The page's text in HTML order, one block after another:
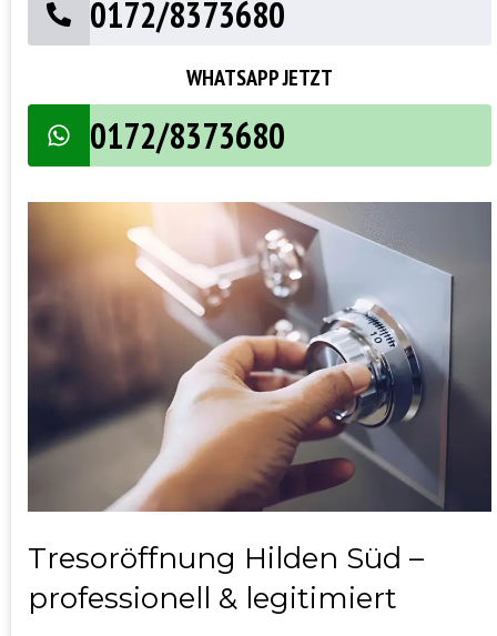
0172/8373680
WHATSAPP JETZT
0172/8373680
Tresoröffnung Hilden Süd –
professionell & legitimiert